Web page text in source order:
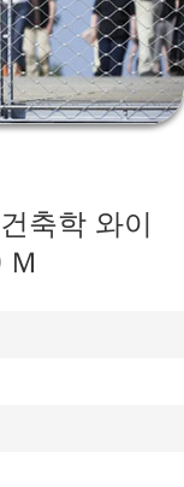
축학 와이